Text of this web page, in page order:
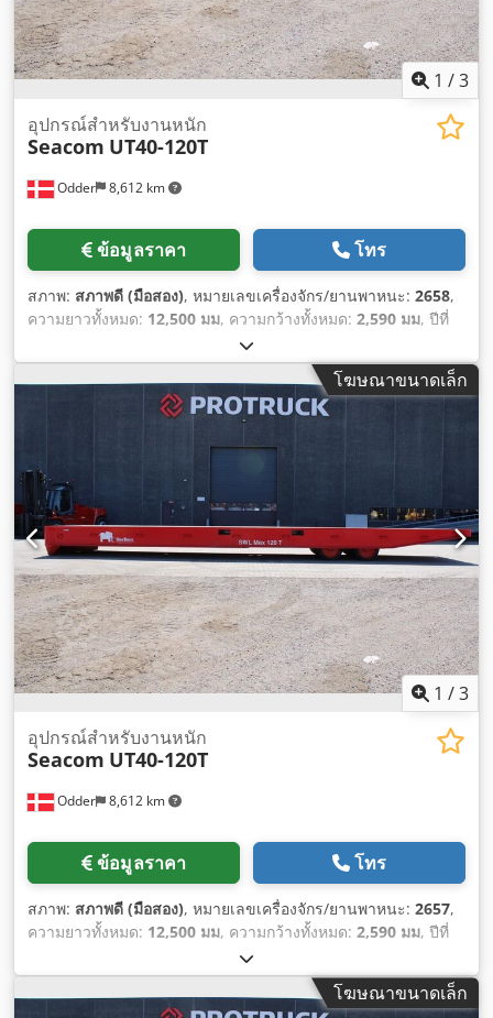
1 /3
Odder 8,612 km
อุปกรณ์สำหรับงานหนัก
Seacom UT40-120T
ข้อมูลราคา โทร
สภาพ: สภาพดี (มือสอง), หมายเลขเครื่องจักร/ยานพาหนะ: 2658,
ความยาวทั้งหมด: 12,500 มม, ความกว้างทั้งหมด: 2,590 มม, ปีที่
9,200 กก.
120,000 กก.,
โฆษณาขนาดเล็ก
1 /3
Odder 8,612 km
อุปกรณ์สำหรับงานหนัก
Seacom UT40-120T
ข้อมูลราคา โทร
สภาพ: สภาพดี (มือสอง), หมายเลขเครื่องจักร/ยานพาหนะ: 2657,
ความยาวทั้งหมด: 12,500 มม, ความกว้างทั้งหมด: 2,590 มม, ปีที่
9,200 กก.
120,000 กก.,
โฆษณาขนาดเล็ก